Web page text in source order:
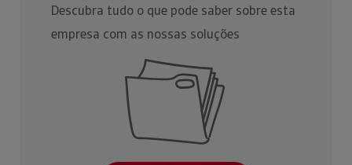
Descubra tudo o que pode saber sobre esta
empresa com as nossas soluções